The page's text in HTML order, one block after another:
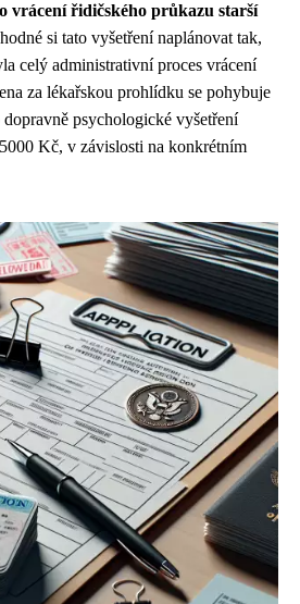
vrácení řidičského průkazu starší
si tato vyšetření naplánovat tak,
celý administrativní proces vrácení
za lékařskou prohlídku se pohybuje
psychologické vyšetření
Kč, v závislosti na konkrétním